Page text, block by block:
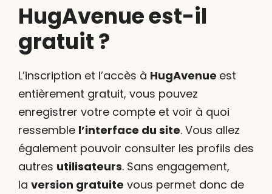
HugAvenue est-il
gratuit ?
L’inscription et l’accès à HugAvenue est
entièrement gratuit, vous pouvez
enregistrer votre compte et voir à quoi
ressemble l’interface du site. Vous allez
également pouvoir consulter les profils des
autres utilisateurs. Sans engagement,
la version gratuite vous permet donc de